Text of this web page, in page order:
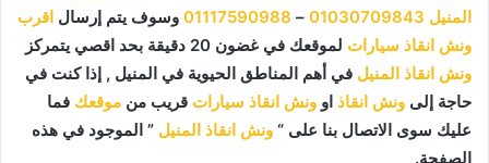
المنيل 01030709843
–
01117590988 وسوف يتم إرسال اقرب
ونش انقاذ سيارات لموقعك في غضون 20 دقيقة بحد اقصي يتمركز
ونش انقاذ المنيل في أهم المناطق الحيوية في المنيل , إذا كنت في
حاجة إلى ونش انقاذ او ونش انقاذ سيارات قريب من موقعك فما
عليك سوى الاتصال بنا على “ ونش انقاذ المنيل ” الموجود في هذه
الصفحة.